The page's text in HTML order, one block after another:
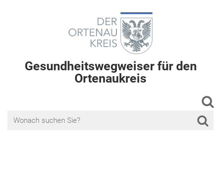
Gesundheitswegweiser für den
Ortenaukreis